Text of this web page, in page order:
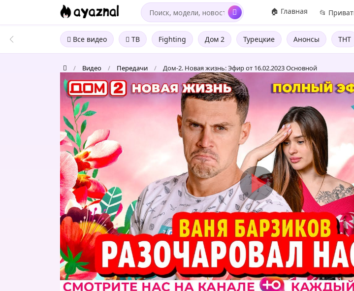
🏠 Главная 📂
Все видео ТВ Fighting Дом 2 Турецкие Анонсы ТНТ
/ Видео / Передачи / Дом-2. Новая жизнь: Эфир от 16.02.2023 Основной
Дом-2.
Новая
жизнь:
Эфир
от
16.02.2023
Основной